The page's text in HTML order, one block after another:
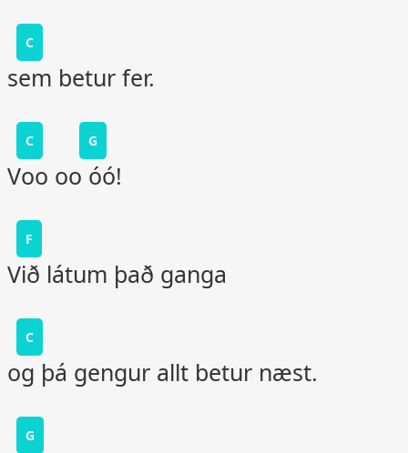
C
sem betur fer.
C G
Voo oo óó!
F
Við látum það ganga
C
og þá gengur allt betur næst.
G